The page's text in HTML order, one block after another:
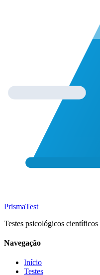
PrismaTest
Testes psicológicos
Navegação
Início
Testes